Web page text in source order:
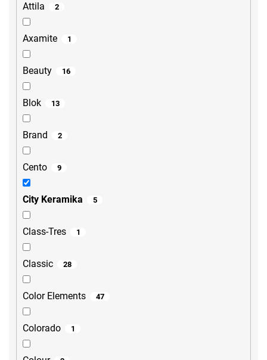
Attila 2
Axamite 1
Beauty 16
Blok 13
Brand 2
Cento 9
City Keramika 5
Class-Tres 1
Classic 28
Color Elements 47
Colorado 1